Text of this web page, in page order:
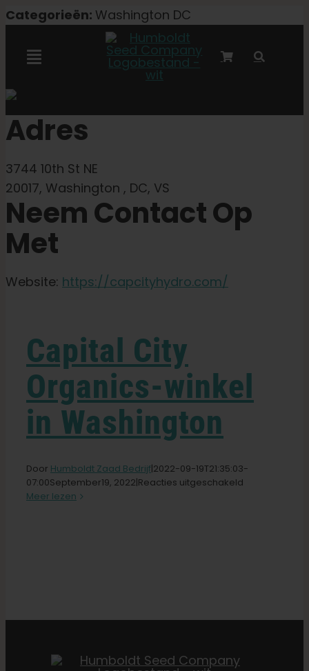
Overslaan
inhoud
Categorieën: Washington DC
Navigatie
Autoflower zaden
Triploïde zaden
Tuinzaden
Leer
Druk op
Pheno jagen
Nederlands
Adres
3744 10th St NE
20017, Washington , DC, VS
Neem Contact Op
Met
Website: https://capcityhydro.com/
Capital City
Organics-winkel
in Washington
Door Humboldt Zaad Bedrijf|2022-09-19T21:35:03-
07:00September19, 2022|Reacties uitgeschakeld
Meer lezen